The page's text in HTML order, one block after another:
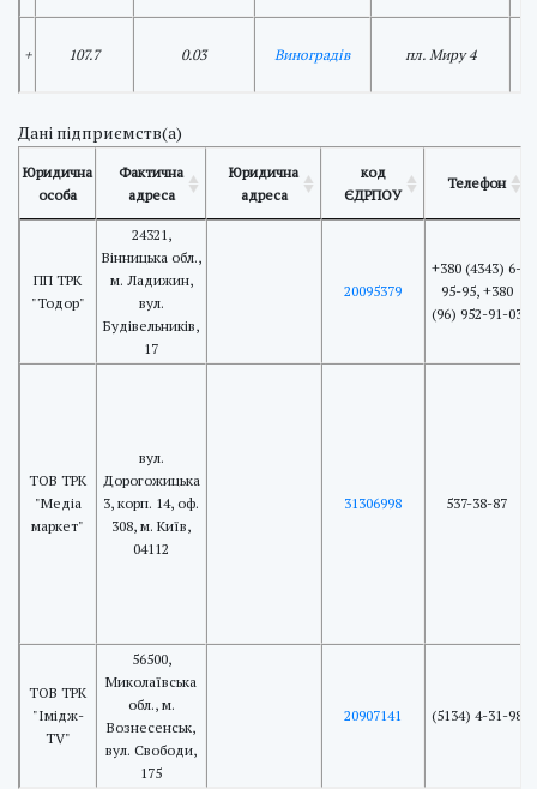
+ 107.7 0.03 Виноградів пл. Миру 4
Дані підприємств(а)
Юридична
особа
Фактична
адреса
Юридична
адреса
код
ЄДРПОУ
Телефон
ПП ТРК
"Тодор"
24321,
Вінницька обл.,
м. Ладижин,
вул.
Будівельників,
17
20095379
+380 (4343) 6-
95-95, +380
(96) 952-91-03
ТОВ ТРК
"Медіа
маркет"
вул.
Дорогожицька
3, корп. 14, оф.
308, м. Київ,
04112
31306998
537-38-87
ТОВ ТРК
"Імідж-
TV"
56500,
Миколаївська
обл., м.
Вознесенськ,
вул. Свободи,
175
20907141 (5134) 4-31-98